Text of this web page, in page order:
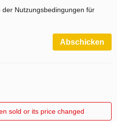
Nutzungsbedingungen für
Abschicken
sold or its price changed